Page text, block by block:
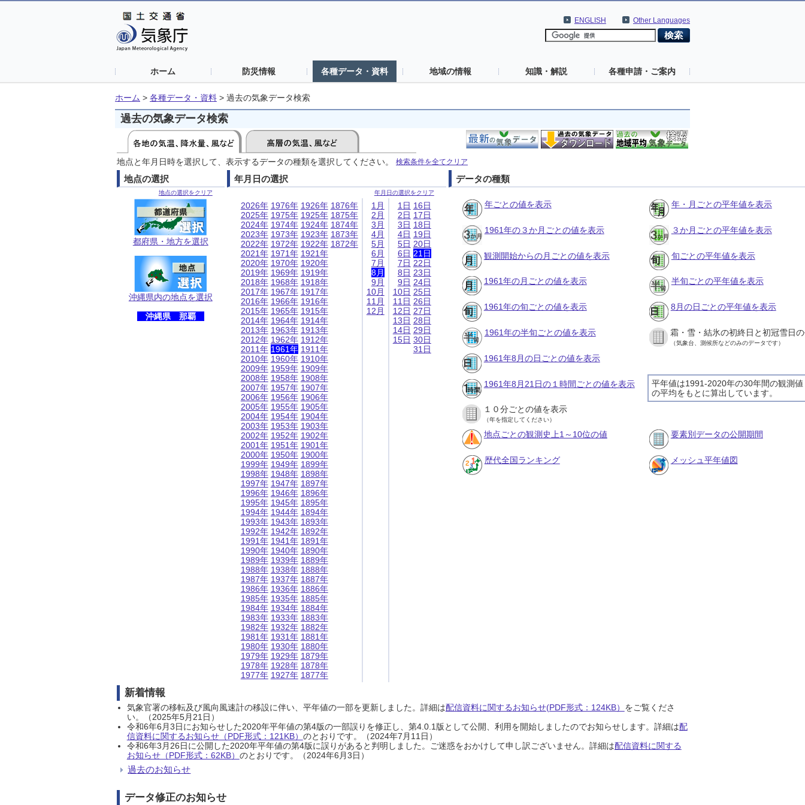
Other Languages
ENGLISH
ホーム 防災情報 各種データ・資料 地域の情報 知識・解説 各種申請・ご案内
ホーム > 各種データ・資料 > 過去の気象データ検索
過去の気象データ検索
地点と年月日時を選択して、表示するデータの種類を選択してください。 検索条件を全てクリア
地点の選択
地点の選択をクリア
都府県・地方を選択
沖縄県内の地点を選択
沖縄県 那覇
年月日の選択
年月日の選択をクリア
2026年
2025年
2024年
2023年
2022年
2021年
2020年
2019年
2018年
2017年
2016年
2015年
2014年
2013年
2012年
2011年
2010年
2009年
2008年
2007年
2006年
2005年
2004年
2003年
2002年
2001年
2000年
1999年
1998年
1997年
1996年
1995年
1994年
1993年
1992年
1991年
1990年
1989年
1988年
1987年
1986年
1985年
1984年
1983年
1982年
1981年
1980年
1979年
1978年
1977年
1976年
1975年
1974年
1973年
1972年
1971年
1970年
1969年
1968年
1967年
1966年
1965年
1964年
1963年
1962年
1961年
1960年
1959年
1958年
1957年
1956年
1955年
1954年
1953年
1952年
1951年
1950年
1949年
1948年
1947年
1946年
1945年
1944年
1943年
1942年
1941年
1940年
1939年
1938年
1937年
1936年
1935年
1934年
1933年
1932年
1931年
1930年
1929年
1928年
1927年
1926年
1925年
1924年
1923年
1922年
1921年
1920年
1919年
1918年
1917年
1916年
1915年
1914年
1913年
1912年
1911年
1910年
1909年
1908年
1907年
1906年
1905年
1904年
1903年
1902年
1901年
1900年
1899年
1898年
1897年
1896年
1895年
1894年
1893年
1892年
1891年
1890年
1889年
1888年
1887年
1886年
1885年
1884年
1883年
1882年
1881年
1880年
1879年
1878年
1877年
1876年
1875年
1874年
1873年
1872年
1月
2月
3月
4月
5月
6月
7月
8月
9月
10月
11月
12月
1日
2日
3日
4日
5日
6日
7日
8日
9日
10日
11日
12日
13日
14日
15日
16日
17日
18日
19日
20日
21日
22日
23日
24日
25日
26日
27日
28日
29日
30日
31日
データの種類
年ごとの値を表示 年・月ごとの平年値を表示
1961年の３か月ごとの値を表示 ３か月ごとの平年値を表示
観測開始からの月ごとの値を表示 旬ごとの平年値を表示
1961年の月ごとの値を表示 半旬ごとの平年値を表示
1961年の旬ごとの値を表示 8月の日ごとの平年値を表示
1961年の半旬ごとの値を表示 霜・雪・結氷の初終日と初冠雪日
（気象台、測候所などのみのデータです）
1961年8月の日ごとの値を表示
平年値は1991-2020年の30年間の観測値
の平均をもとに算出しています。
1961年8月21日の１時間ごとの値を表示
１０分ごとの値を表示
（年を指定してください）
地点ごとの観測史上1～10位の値 要素別データの公開期間
歴代全国ランキング メッシュ平年値図
新着情報
気象官署の移転及び風向風速計の移設に伴い、平年値の一部を更新しました。詳細は配信資料に関するお知らせ(PDF形式：124KB） をご覧くださ
い。（2025年5月21日）
令和6年6月3日にお知らせした2020年平年値の第4版の一部誤りを修正し、第4.0.1版として公開、利用を開始しましたのでお知らせします。詳細は配
信資料に関するお知らせ（PDF形式：121KB） のとおりです。（2024年7月11日）
令和6年3月26日に公開した2020年平年値の第4版に誤りがあると判明しました。ご迷惑をおかけして申し訳ございません。詳細は配信資料に関する
お知らせ（PDF形式：62KB） のとおりです。（2024年6月3日）
過去のお知らせ
データ修正のお知らせ